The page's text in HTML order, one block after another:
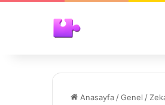
Anasayfa /Genel /